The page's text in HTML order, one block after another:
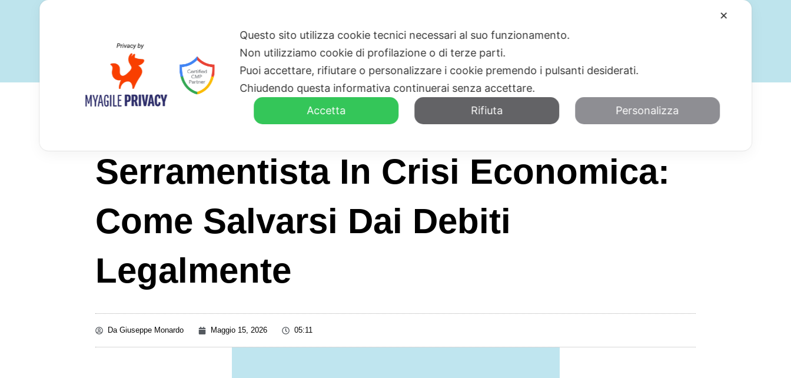
HOME CHI SIAMO SERVIZI
Serramentista In Crisi Economica:
Come Salvarsi Dai Debiti
Legalmente
DaGiuseppe Monardo Maggio 15, 2026 05:11
✕
Questo sito utilizza cookie tecnici necessari al suo funzionamento.
Non utilizziamo cookie di profilazione o di terze parti.
Puoi accettare, rifiutare o personalizzare i cookie premendo i pulsanti desiderati.
Chiudendo questa informativa continuerai senza accettare.
Accetta
Rifiuta Personalizza